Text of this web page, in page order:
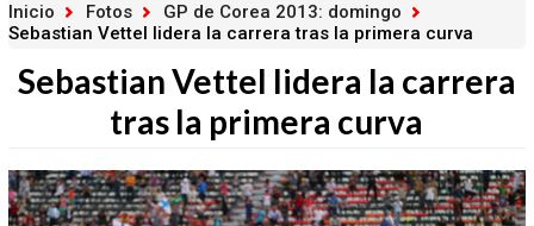
Inicio
Fotos
GP de Corea 2013: domingo
Sebastian Vettel lidera la carrera tras la primera curva
Sebastian Vettel lidera la carrera
tras la primera curva